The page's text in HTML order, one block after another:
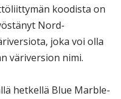
koodista on
Nord-
joka voi olla
väriversion nimi.
hetkellä Blue Marble-